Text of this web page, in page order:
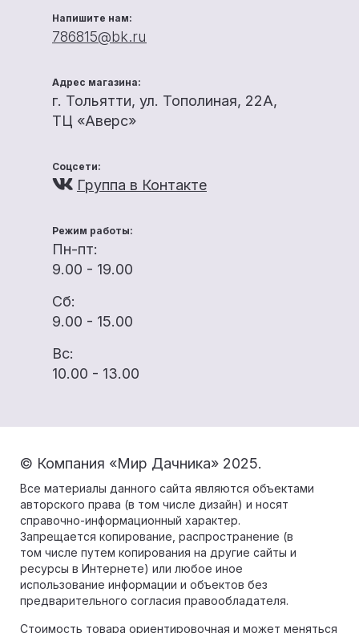
Напишите нам:
786815@bk.ru
Адрес магазина:
г. Тольятти, ул. Тополиная, 22А,
ТЦ «Аверс»
Соцсети:
Группа в Контакте
Режим работы:
Пн-пт:
9.00 - 19.00
Сб:
9.00 - 15.00
Вс:
10.00 - 13.00
© Компания «Мир Дачника» 2025.
Все материалы данного сайта являются объектами
авторского права (в том числе дизайн) и носят
справочно-информационный характер.
Запрещается копирование, распространение (в
том числе путем копирования на другие сайты и
ресурсы в Интернете) или любое иное
использование информации и объектов без
предварительного согласия правообладателя.
Стоимость товара ориентировочная и может меняться